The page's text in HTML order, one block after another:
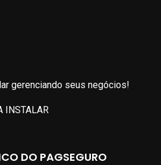
gerenciando seus negócios!
INSTALAR
DO PAGSEGURO